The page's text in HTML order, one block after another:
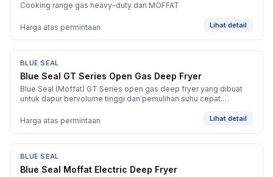
Cooking range gas heavy-duty dari MOFFAT
Harga atas permintaan Lihat detail
BARU
BLUE SEAL
Blue Seal GT Series Open Gas Deep Fryer
Blue Seal (Moffat) GT Series open gas deep fryer yang dibuat
untuk dapur bervolume tinggi dan pemulihan suhu cepat.
(GT46 13+13 L) dan lainnya.
Harga atas permintaan Lihat detail
BARU
BLUE SEAL
Blue Seal Moffat Electric Deep Fryer